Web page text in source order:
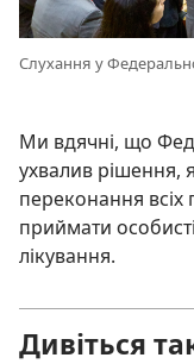
Слухання у
Ми вдячні, що
ухвалив рішення,
переконання всіх
приймати
лікування.
Дивіться